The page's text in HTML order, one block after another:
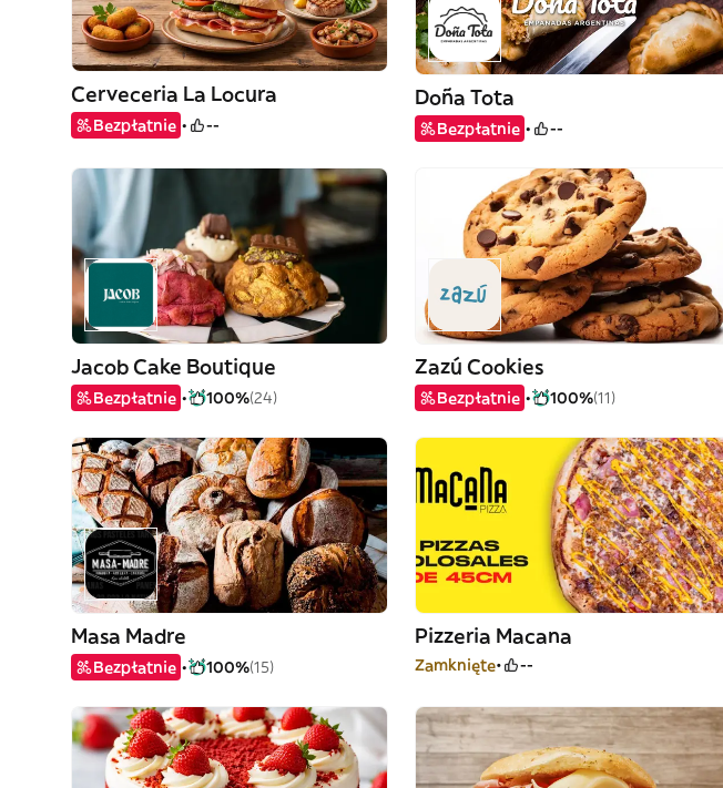
Cerveceria La Locura
Bezpłatnie --
Doña Tota
Bezpłatnie --
Jacob Cake Boutique
Bezpłatnie 100%(24)
Zazú Cookies
Bezpłatnie 100%(11)
Masa Madre
Bezpłatnie 100%(15)
Pizzeria Macana
Zamknięte --